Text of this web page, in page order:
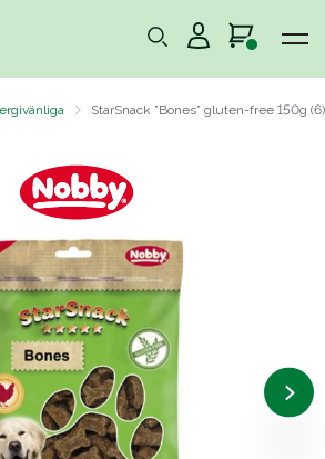
StarSnack ”Bones” gluten-free 150g (6)